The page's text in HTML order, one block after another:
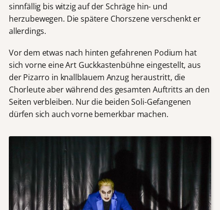
sinnfällig bis witzig auf der Schräge hin- und
herzubewegen. Die spätere Chorszene verschenkt er
allerdings.
Vor dem etwas nach hinten gefahrenen Podium hat
sich vorne eine Art Guckkastenbühne eingestellt, aus
der Pizarro in knallblauem Anzug heraustritt, die
Chorleute aber während des gesamten Auftritts an den
Seiten verbleiben. Nur die beiden Soli-Gefangenen
dürfen sich auch vorne bemerkbar machen.